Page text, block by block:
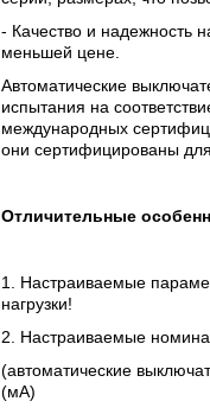
- Качество и надежность
меньшей цене.
Автоматические
испытания на
международных
они сертифицированы
Отличительные
1. Настраиваемые
нагрузки!
2. Настраиваемые
(автоматические
(мA)